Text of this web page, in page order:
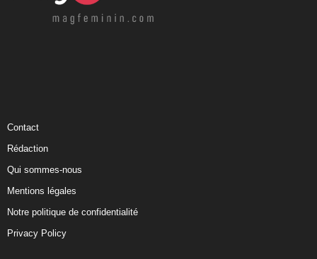
Contact
Rédaction
Qui sommes-nous
Mentions légales
Notre politique de confidentialité
Privacy Policy